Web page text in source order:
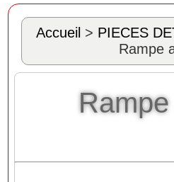
Accueil > PIECES
Rampe